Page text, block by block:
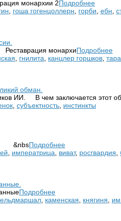
2Подробнее
гоша гогенцоллерн горби ебн
монархиПодробнее
гнилита канцлер горшков
обман.
ИИ. В чем заключается этот
субъектность инстинкты
Подробнее
императрица виват, росгвардия
Подробнее
каменская княгиня